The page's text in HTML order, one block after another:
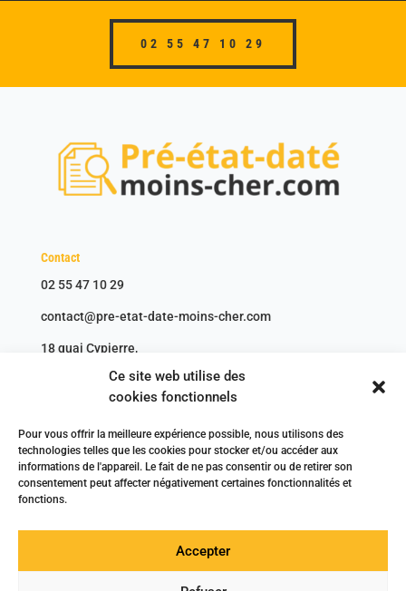
Ce site web utilise des
cookies fonctionnels
Pour vous offrir la meilleure expérience possible, nous utilisons des
technologies telles que les cookies pour stocker et/ou accéder aux
informations de l'appareil. Le fait de ne pas consentir ou de retirer son
consentement peut affecter négativement certaines fonctionnalités et
fonctions.
Accepter
02 55 47 10 29
Contact
02 55 47 10 29
contact@pre-etat-date-moins-cher.com
18 quai Cypierre,
45000 ORLÉANS
Accès rapides
Mentions légales
Politique de cookies